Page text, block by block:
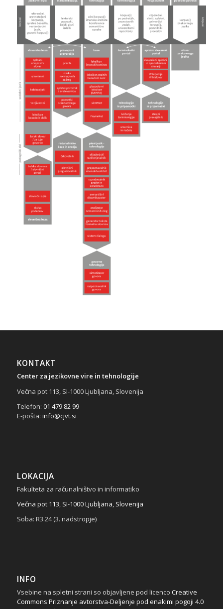
KONTAKT
Center za jezikovne vire in tehnologije
Večna pot 113, SI-1000 Ljubljana, Slovenija
Telefon: 01 479 82 99
E-pošta: info@cjvt.si
LOKACIJA
Fakulteta za računalništvo in informatiko
Večna pot 113, SI-1000 Ljubljana, Slovenija
Soba: R3.24 (3. nadstropje)
INFO
Vsebine na spletni strani so objavljene pod licenco Creative
Commons Priznanje avtorstva-Deljenje pod enakimi pogoji 4.0